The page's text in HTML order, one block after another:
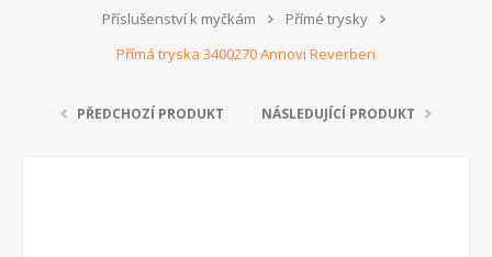
Příslušenství k myčkám
Přímé trysky
Přímá tryska 3400270 Annovi Reverberi
PŘEDCHOZÍ PRODUKT NÁSLEDUJÍCÍ PRODUKT